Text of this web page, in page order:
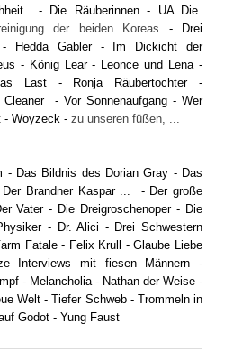
- Die Räuberinnen- UA Die
der beiden Koreas -
Drei
Hedda Gabler-
Im Dickicht der
- König Lear- Leonce und Lena-
Last - Ronja Räubertochter-
- Vor Sonnenaufgang - Wer
- Woyzeck - zu unseren füßen, ...
- Das Bildnis des Dorian Gray - Das
Der Brandner Kaspar ... - Der große
Vater- Die Dreigroschenoper- Die
- Dr. Alici - Drei Schwestern
Fatale- Felix Krull -Glaube Liebe
Interviews mit fiesen Männern -
- Melancholia - Nathan der Weise -
Welt -Tiefer Schweb- Trommeln in
Godot - Yung Faust